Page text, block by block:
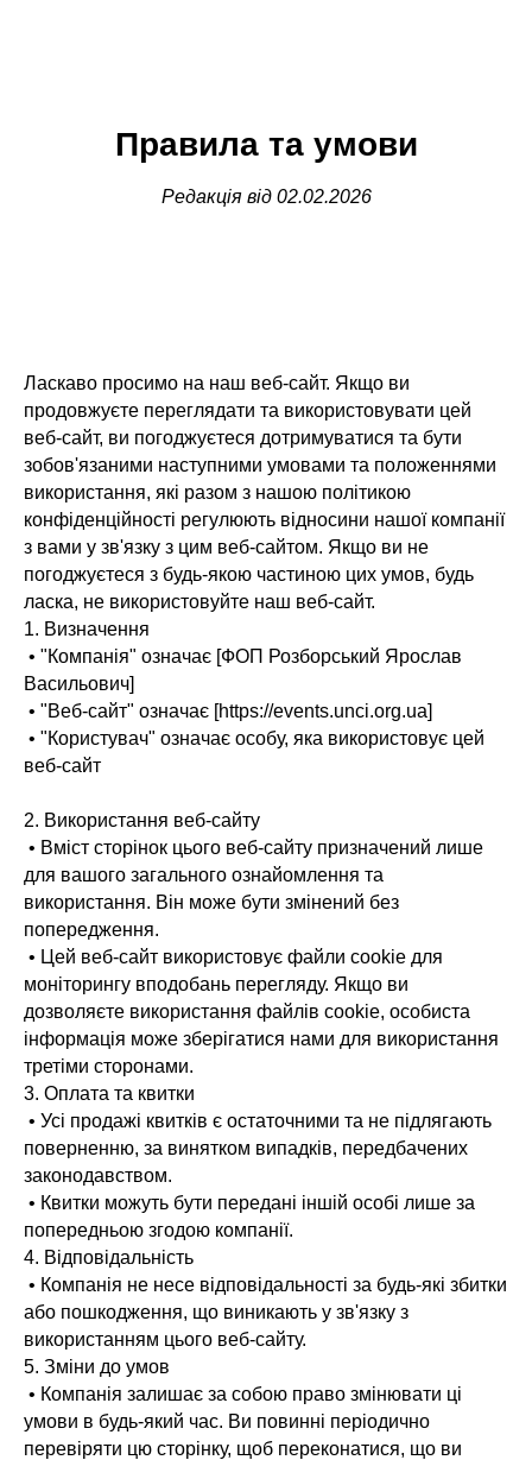
Правила та умови
Редакція від 02.02.2026
Ласкаво просимо на наш веб-сайт. Якщо ви
продовжуєте переглядати та використовувати цей
веб-сайт, ви погоджуєтеся дотримуватися та бути
зобов'язаними наступними умовами та положеннями
використання, які разом з нашою політикою
конфіденційності регулюють відносини нашої компанії
з вами у зв'язку з цим веб-сайтом. Якщо ви не
погоджуєтеся з будь-якою частиною цих умов, будь
ласка, не використовуйте наш веб-сайт.
1. Визначення
• "Компанія" означає [ФОП Розборський Ярослав
Васильович]
• "Веб-сайт" означає [https://events.unci.org.ua]
• "Користувач" означає особу, яка використовує цей
веб-сайт
2. Використання веб-сайту
• Вміст сторінок цього веб-сайту призначений лише
для вашого загального ознайомлення та
використання. Він може бути змінений без
попередження.
• Цей веб-сайт використовує файли cookie для
моніторингу вподобань перегляду. Якщо ви
дозволяєте використання файлів cookie, особиста
інформація може зберігатися нами для використання
третіми сторонами.
3. Оплата та квитки
• Усі продажі квитків є остаточними та не підлягають
поверненню, за винятком випадків, передбачених
законодавством.
• Квитки можуть бути передані іншій особі лише за
попередньою згодою компанії.
4. Відповідальність
• Компанія не несе відповідальності за будь-які збитки
або пошкодження, що виникають у зв'язку з
використанням цього веб-сайту.
5. Зміни до умов
• Компанія залишає за собою право змінювати ці
умови в будь-який час. Ви повинні періодично
перевіряти цю сторінку, щоб переконатися, що ви